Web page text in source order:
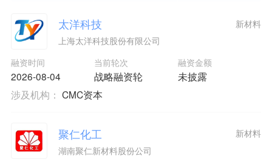
太洋科技
上海太洋科技股份有限公司
融资时间
2026-08-04
当前轮次
战略融资轮
融资金额
未披露
新材料
涉及机构： CMC资本
聚仁化工
湖南聚仁新材料股份公司
新材料